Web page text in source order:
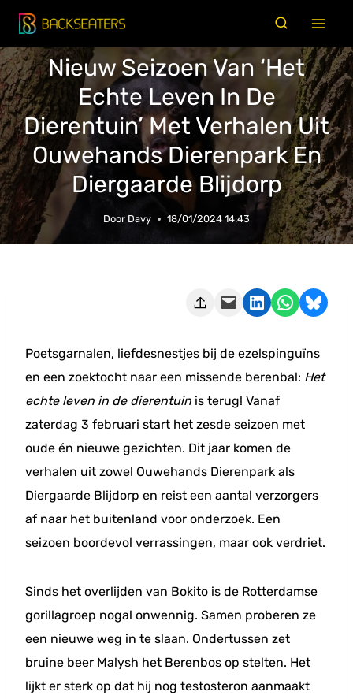
Doorgaan
naar
inhoud Nieuw Seizoen Van ‘Het
Echte Leven In De
Dierentuin’ Met Verhalen Uit
Ouwehands Dierenpark En
Diergaarde Blijdorp
Door Davy 18/01/2024 14:43
Deze pagina e-mailen Delen op LinkedIn Delen via WhatsApp Share on Bluesky
Poetsgarnalen, liefdesnestjes bij de ezelspinguïns
en een zoektocht naar een missende berenbal: Het
echte leven in de dierentuin is terug! Vanaf
zaterdag 3 februari start het zesde seizoen met
oude én nieuwe gezichten. Dit jaar komen de
verhalen uit zowel Ouwehands Dierenpark als
Diergaarde Blijdorp en reist een aantal verzorgers
af naar het buitenland voor onderzoek. Een
seizoen boordevol verrassingen, maar ook verdriet.
Sinds het overlijden van Bokito is de Rotterdamse
gorillagroep nogal onwennig. Samen proberen ze
een nieuwe weg in te slaan. Ondertussen zet
bruine beer Malysh het Berenbos op stelten. Het
lijkt er sterk op dat hij nog testosteron aanmaakt